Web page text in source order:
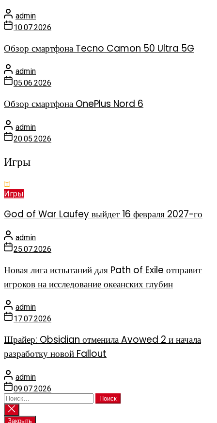
admin
10.07.2026
Обзор смартфона Tecno Camon 50 Ultra 5G
admin
05.06.2026
Обзор смартфона OnePlus Nord 6
admin
20.05.2026
Игры
Игры
God of War Laufey выйдет 16 февраля 2027-го
admin
25.07.2026
Новая лига испытаний для Path of Exile отправит
игроков на исследование океанских глубин
admin
17.07.2026
Шрайер: Obsidian отменила Avowed 2 и начала
разработку новой Fallout
admin
09.07.2026
Найти:
Закрыть